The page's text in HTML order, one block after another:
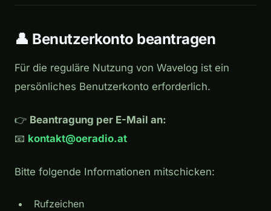
👤 Benutzerkonto beantragen
Für die reguläre Nutzung von Wavelog ist ein
persönliches Benutzerkonto erforderlich.
👉 Beantragung per E-Mail an:
📧 kontakt@oeradio.at
Bitte folgende Informationen mitschicken:
Rufzeichen